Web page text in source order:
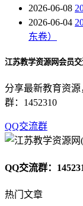
2026-06-08
2026-06-04
东卷）
江苏教学资源网会员
分享最新教育资
群：1452310
QQ交流群
QQ交流群：
热门文章